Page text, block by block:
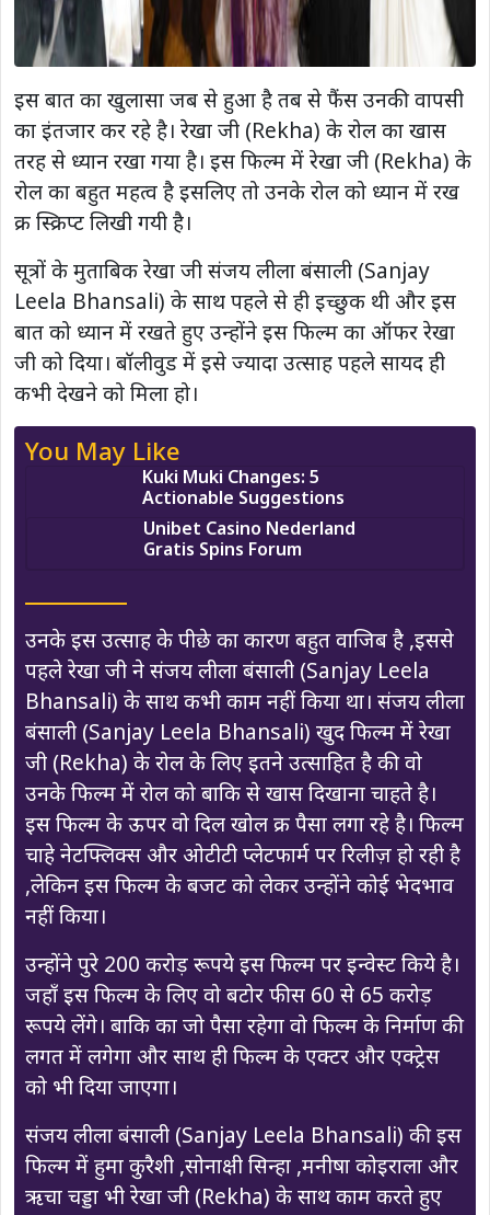
इस बात का खुलासा जब से हुआ है तब से फैंस उनकी वापसी
का इंतजार कर रहे है। रेखा जी (Rekha) के रोल का खास
तरह से ध्यान रखा गया है। इस फिल्म में रेखा जी (Rekha) के
रोल का बहुत महत्व है इसलिए तो उनके रोल को ध्यान में रख
क्र स्क्रिप्ट लिखी गयी है।
सूत्रों के मुताबिक रेखा जी संजय लीला बंसाली (Sanjay
Leela Bhansali) के साथ पहले से ही इच्छुक थी और इस
बात को ध्यान में रखते हुए उन्होंने इस फिल्म का ऑफर रेखा
जी को दिया। बॉलीवुड में इसे ज्यादा उत्साह पहले सायद ही
कभी देखने को मिला हो।
You May Like
Kuki Muki Changes: 5
Actionable Suggestions
Unibet Casino Nederland
Gratis Spins Forum
उनके इस उत्साह के पीछे का कारण बहुत वाजिब है ,इससे
पहले रेखा जी ने संजय लीला बंसाली (Sanjay Leela
Bhansali) के साथ कभी काम नहीं किया था। संजय लीला
बंसाली (Sanjay Leela Bhansali) खुद फिल्म में रेखा
जी (Rekha) के रोल के लिए इतने उत्साहित है की वो
उनके फिल्म में रोल को बाकि से खास दिखाना चाहते है।
इस फिल्म के ऊपर वो दिल खोल क्र पैसा लगा रहे है। फिल्म
चाहे नेटफ्लिक्स और ओटीटी प्लेटफार्म पर रिलीज़ हो रही है
,लेकिन इस फिल्म के बजट को लेकर उन्होंने कोई भेदभाव
नहीं किया।
उन्होंने पुरे 200 करोड़ रूपये इस फिल्म पर इन्वेस्ट किये है।
जहाँ इस फिल्म के लिए वो बटोर फीस 60 से 65 करोड़
रूपये लेंगे। बाकि का जो पैसा रहेगा वो फिल्म के निर्माण की
लगत में लगेगा और साथ ही फिल्म के एक्टर और एक्ट्रेस
को भी दिया जाएगा।
संजय लीला बंसाली (Sanjay Leela Bhansali) की इस
फिल्म में हुमा कुरैशी ,सोनाक्षी सिन्हा ,मनीषा कोइराला और
ऋचा चड्डा भी रेखा जी (Rekha) के साथ काम करते हुए